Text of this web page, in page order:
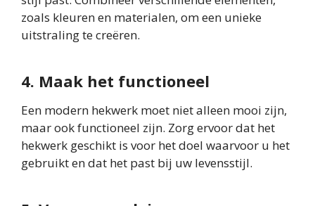
zoals kleuren en materialen, om een unieke
uitstraling te creëren.
4. Maak het functioneel
Een modern hekwerk moet niet alleen mooi zijn,
maar ook functioneel zijn. Zorg ervoor dat het
hekwerk geschikt is voor het doel waarvoor u het
gebruikt en dat het past bij uw levensstijl.